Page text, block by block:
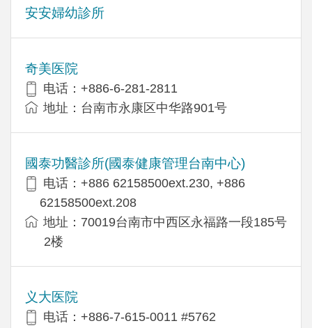
安安婦幼診所
奇美医院
电话：+886-6-281-2811
地址：台南市永康区中华路901号
國泰功醫診所(國泰健康管理台南中心)
电话：+886 62158500ext.230, +886
62158500ext.208
地址：70019台南市中西区永福路一段185号
2楼
义大医院
电话：+886-7-615-0011 #5762